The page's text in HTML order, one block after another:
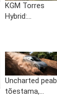
KGM Torres
Hybrid:...
Uncharted peab
tõestama,...